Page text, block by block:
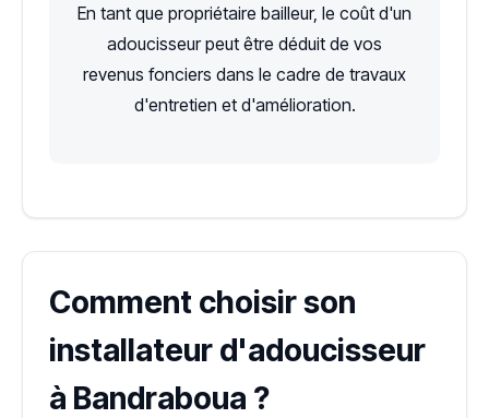
En tant que propriétaire bailleur, le coût d'un
adoucisseur peut être déduit de vos
revenus fonciers dans le cadre de travaux
d'entretien et d'amélioration.
Comment choisir son
installateur d'adoucisseur
à Bandraboua ?